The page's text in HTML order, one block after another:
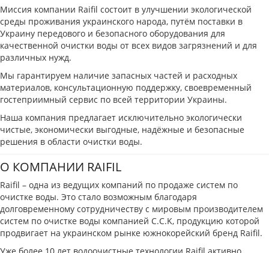
Миссия компании Raifil состоит в улучшении экологической
среды проживания украинского народа, путём поставки в
Украину передового и безопасного оборудования для
качественной очистки воды от всех видов загрязнений и для
различных нужд.
Мы гарантируем наличие запасных частей и расходных
материалов, консультационную поддержку, своевременный
гостеприимный сервис по всей территории Украины.
Наша компания предлагает исключительно экологически
чистые, экономически выгодные, надёжные и безопасные
решения в области очистки воды.
О КОМПАНИИ RAIFIL
Raifil – одна из ведущих компаний по продаже систем по
очистке воды. Это стало возможным благодаря
долговременному сотрудничеству с мировым производителем
систем по очистке воды компанией C.C.K, продукцию которой
продвигает на украинском рынке южнокорейский бренд Raifil.